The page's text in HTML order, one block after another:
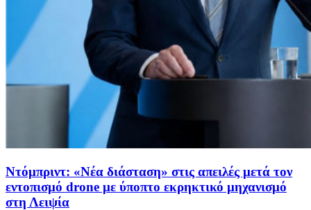
Ντόμπριντ: «Νέα διάσταση» στις απειλές μετά τον
εντοπισμό drone με ύποπτο εκρηκτικό μηχανισμό
στη Λειψία